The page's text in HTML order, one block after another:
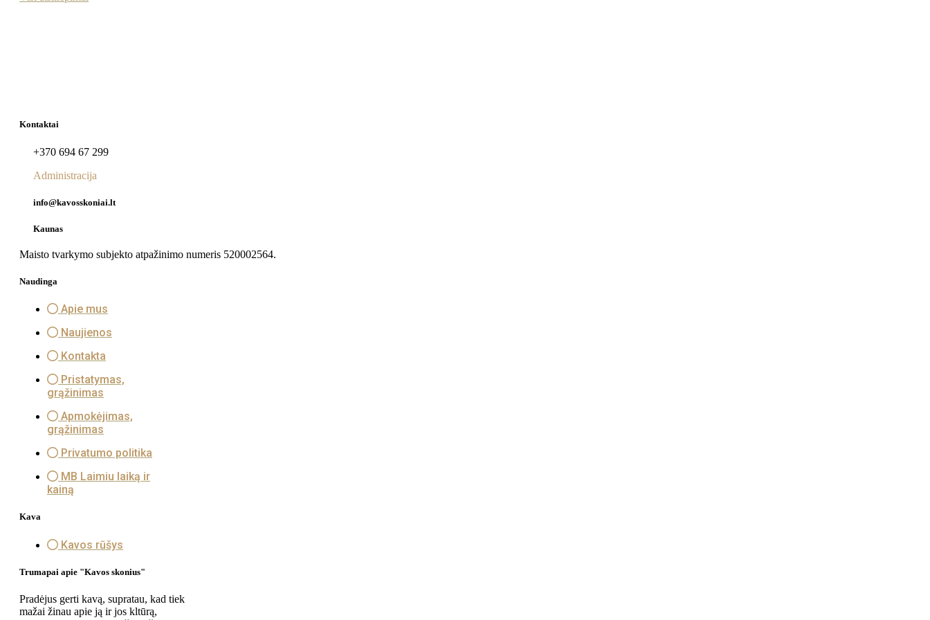
Kontaktai
+370 694 67 299
Administracija
info@kavosskoniai.lt
Kaunas
Maisto tvarkymo subjekto atpažinimo numeris 520002564.
Naudinga
Apie mus
Naujienos
Kontakta
Pristatymas,
grąžinimas
Apmokėjimas,
grąžinimas
Privatumo politika
MB Laimiu laiką ir
kainą
Kava
Kavos rūšys
Trumapai apie "Kavos skonius"
Pradėjus gerti kavą, supratau, kad tiek
mažai žinau apie ją ir jos kltūrą,